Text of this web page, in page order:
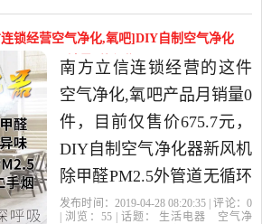
中性价比很高的空气净化,
氧吧，由广东 深圳发货。
锁经营空气净化,氧吧]DIY自制空气净化
甲醛PM月销量0件仅售675.7元
南方立信连锁经营的这件
空气净化,氧吧产品月销量0
件，目前仅售价675.7元，
DIY自制空气净化器新风机
除甲醛PM2.5外管道无循环
壁挂窗新风系统是2019年
发布时间：2019-04-28 08:20:35 | 评论： 0
| 浏览： 55| 话题： 生活电器
空气净